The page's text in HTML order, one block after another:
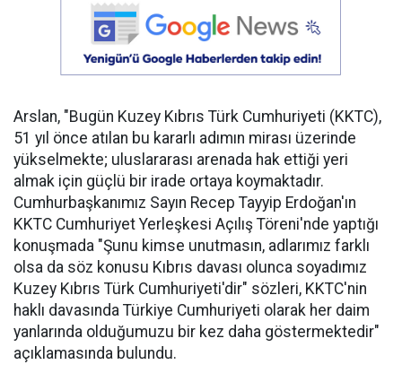
Arslan, "Bugün Kuzey Kıbrıs Türk Cumhuriyeti (KKTC),
51 yıl önce atılan bu kararlı adımın mirası üzerinde
yükselmekte; uluslararası arenada hak ettiği yeri
almak için güçlü bir irade ortaya koymaktadır.
Cumhurbaşkanımız Sayın Recep Tayyip Erdoğan'ın
KKTC Cumhuriyet Yerleşkesi Açılış Töreni'nde yaptığı
konuşmada "Şunu kimse unutmasın, adlarımız farklı
olsa da söz konusu Kıbrıs davası olunca soyadımız
Kuzey Kıbrıs Türk Cumhuriyeti'dir" sözleri, KKTC'nin
haklı davasında Türkiye Cumhuriyeti olarak her daim
yanlarında olduğumuzu bir kez daha göstermektedir"
açıklamasında bulundu.